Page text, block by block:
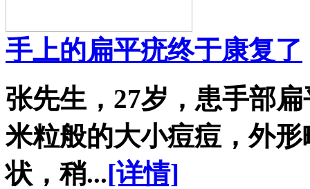
手上的扁平疣终于康复了
张先生，27岁，患手部
米粒般的大小痘痘，外
状，稍...[详情]